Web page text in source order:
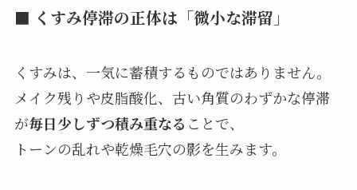
■ くすみ停滞の正体は「微小な滞留」
くすみは、一気に蓄積するものではありません。
メイク残りや皮脂酸化、古い角質のわずかな停滞
が毎日少しずつ積み重なる ことで、
トーンの乱れや乾燥毛穴の影を生みます。